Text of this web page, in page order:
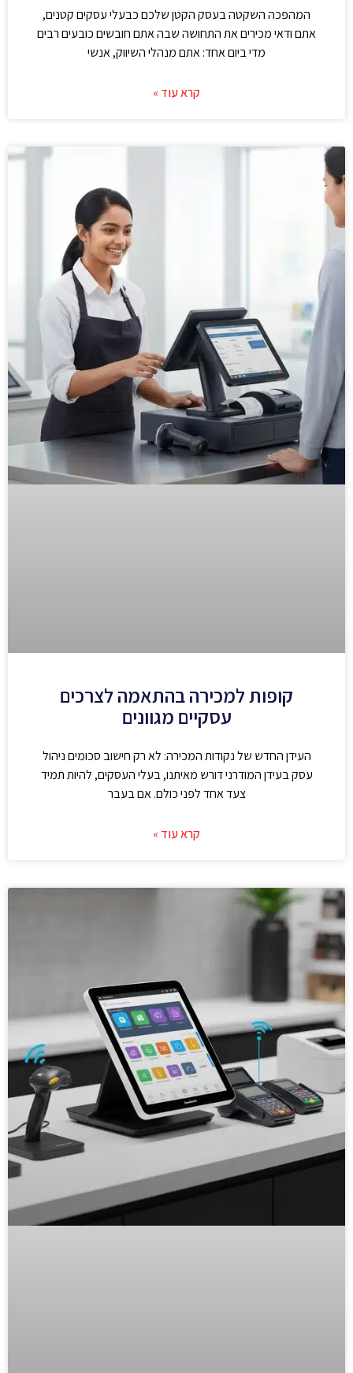
המהפכה השקטה בעסק הקטן שלכם כבעלי עסקים קטנים,
אתם ודאי מכירים את התחושה שבה אתם חובשים כובעים רבים
מדי ביום אחד: אתם מנהלי השיווק, אנשי
קרא עוד »
קופות למכירה בהתאמה לצרכים
עסקיים מגוונים
העידן החדש של נקודות המכירה: לא רק חישוב סכומים ניהול
עסק בעידן המודרני דורש מאיתנו, בעלי העסקים, להיות תמיד
צעד אחד לפני כולם. אם בעבר
קרא עוד »